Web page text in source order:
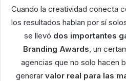
Cuando la creatividad conecta
los resultados hablan por sí
se llevó dos importantes
Branding Awards , un
agencias que no solo hacen
generar valor real para las